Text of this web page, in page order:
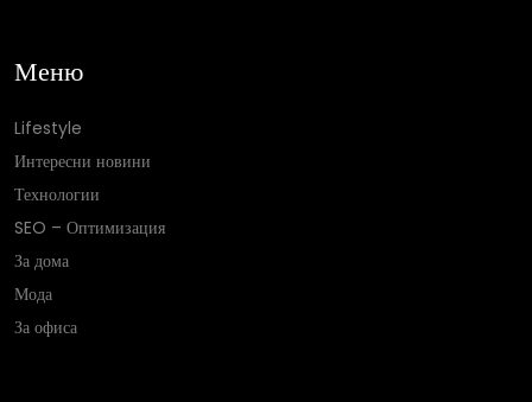
Меню
Lifestyle
Интересни новини
Технологии
SEO – Оптимизация
За дома
Мода
За офиса